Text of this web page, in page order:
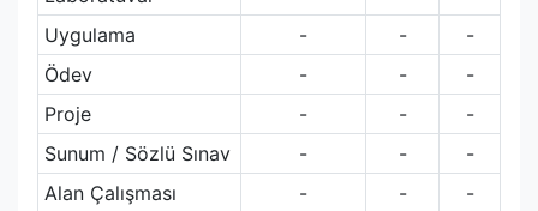
Uygulama
- -
-
Ödev
- -
-
Proje
- -
-
Sunum / Sözlü Sınav
- -
-
Alan Çalışması
- -
-